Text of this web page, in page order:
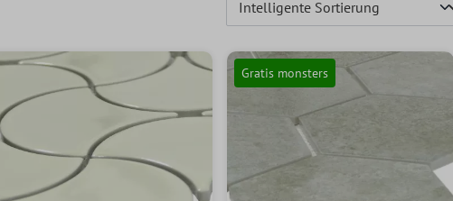
Gratis monsters